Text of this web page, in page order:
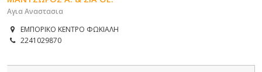
Αγια Αναστασια
ΕΜΠΟΡΙΚΟ ΚΕΝΤΡΟ ΦΩΚΙΑΛΗ
2241029870